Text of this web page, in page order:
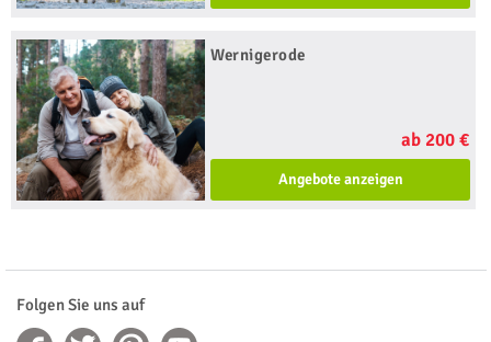
Wernigerode
ab 200 €
Angebote anzeigen
Folgen Sie uns auf